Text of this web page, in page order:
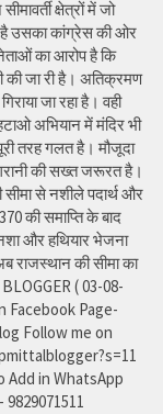
क्षेत्रों में जो
है उसका कांग्रेस की ओर
का आरोप है कि
की जा री है। अतिक्रमण
जा रहा है। वही
अभियान में मंदिर भी
तरह गलत है। मौजूदा
की सख्त जरूरत है।
से नशीले पदार्थ और
की समाप्ति के बाद
और हथियार भेजना
राजस्थान की सीमा का
( 03-08-
Facebook Page-
Follow me on
in WhatsApp